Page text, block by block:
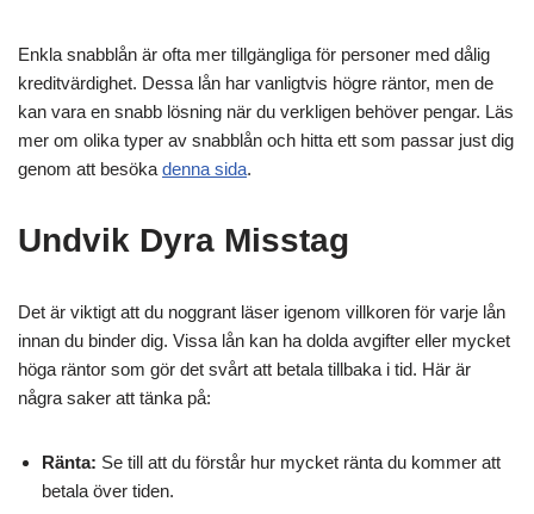
Enkla snabblån är ofta mer tillgängliga för personer med dålig
kreditvärdighet. Dessa lån har vanligtvis högre räntor, men de
kan vara en snabb lösning när du verkligen behöver pengar. Läs
mer om olika typer av snabblån och hitta ett som passar just dig
genom att besöka denna sida.
Undvik Dyra Misstag
Det är viktigt att du noggrant läser igenom villkoren för varje lån
innan du binder dig. Vissa lån kan ha dolda avgifter eller mycket
höga räntor som gör det svårt att betala tillbaka i tid. Här är
några saker att tänka på:
Ränta: Se till att du förstår hur mycket ränta du kommer att
betala över tiden.